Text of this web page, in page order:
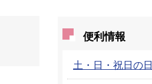
便利情報
土・日・祝日の